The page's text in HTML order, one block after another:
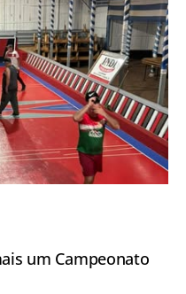
um Campeonato